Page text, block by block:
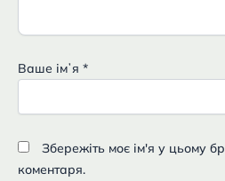
Ваше імʼя *
Збережіть моє ім'я у цьому
коментаря.